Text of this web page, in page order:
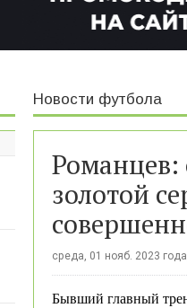
Новости футбола
Романцев:
золотой
среда, 01 нояб. 2023
Бывший главный